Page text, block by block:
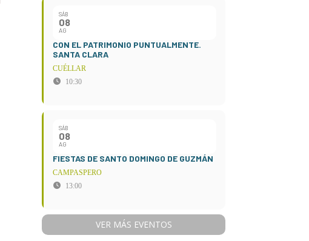
SÁB
08
AG
CON EL PATRIMONIO PUNTUALMENTE.
SANTA CLARA
CUÉLLAR
10:30
SÁB
08
AG
FIESTAS DE SANTO DOMINGO DE GUZMÁN
CAMPASPERO
13:00
VER MÁS EVENTOS